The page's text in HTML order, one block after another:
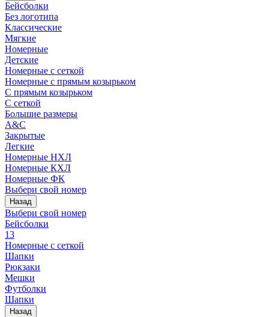
Бейсболки
Без логотипа
Классические
Мягкие
Номерные
Детские
Номерные с сеткой
Номерные с прямым козырьком
С прямым козырьком
С сеткой
Большие размеры
A&C
Закрытые
Легкие
Номерные НХЛ
Номерные КХЛ
Номерные ФК
Выбери свой номер
Назад
Выбери свой номер
Бейсболки
13
Номерные с сеткой
Шапки
Рюкзаки
Мешки
Футболки
Шапки
Назад